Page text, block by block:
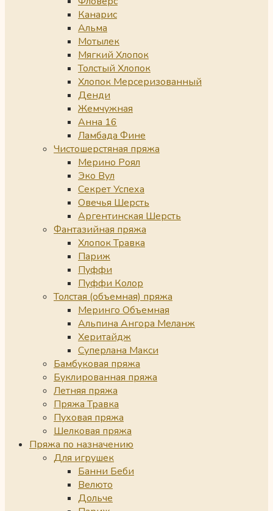
Канарис
Альма
Мотылек
Мягкий Хлопок
Толстый Хлопок
Хлопок Мерсеризованный
Денди
Жемчужная
Анна 16
Ламбада Фине
Чистошерстяная пряжа
Мерино Роял
Эко Вул
Секрет Успеха
Овечья Шерсть
Аргентинская Шерсть
Фантазийная пряжа
Хлопок Травка
Париж
Пуффи
Пуффи Колор
Толстая (объемная) пряжа
Меринго Объемная
Альпина Ангора Меланж
Херитайдж
Суперлана Макси
Бамбуковая пряжа
Буклированная пряжа
Летняя пряжа
Пряжа Травка
Пуховая пряжа
Шелковая пряжа
Пряжа по назначению
Для игрушек
Банни Беби
Велюто
Дольче